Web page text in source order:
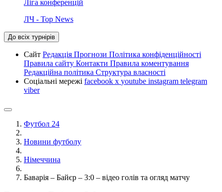
Ліга конференцій
ЛЧ - Top News
До всіх турнірів
Сайт Редакція Прогнози Політика конфіденційності
Правила сайту Контакти Правила коментування
Редакційна політика Структура власності
Соціальні мережі facebook x youtube instagram telegram
viber
Футбол 24
Новини футболу
Німеччина
Баварія – Байєр – 3:0 – відео голів та огляд матчу